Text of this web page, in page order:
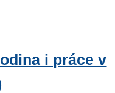
i práce v